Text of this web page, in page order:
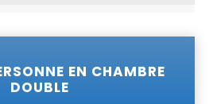
EN CHAMBRE
DOUBLE